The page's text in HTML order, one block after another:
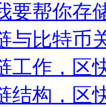
要帮你存
与比特币
工作，区
结构，区